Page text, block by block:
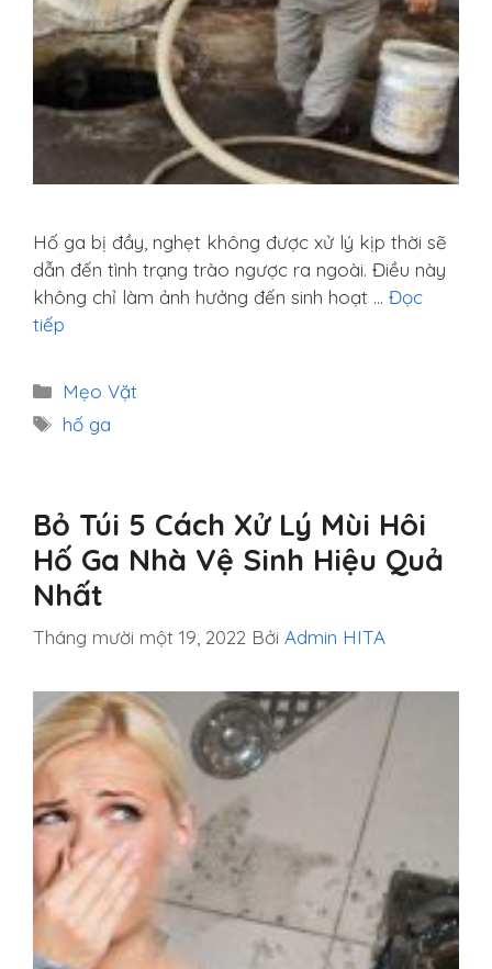
Hố ga bị đầy, nghẹt không được xử lý kịp thời sẽ
dẫn đến tình trạng trào ngược ra ngoài. Điều này
không chỉ làm ảnh hưởng đến sinh hoạt … Đọc
tiếp
Danh
mục
Mẹo Vặt
Thẻ
hố ga
Bỏ Túi 5 Cách Xử Lý Mùi Hôi
Hố Ga Nhà Vệ Sinh Hiệu Quả
Nhất
Tháng mười một 19, 2022 Bởi Admin HITA